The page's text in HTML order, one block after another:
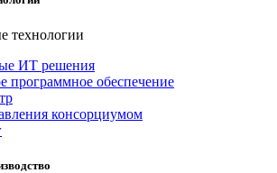
ИТ решения
программное обеспечение
консорциумом